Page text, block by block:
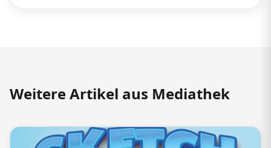
Weitere Artikel aus Mediathek